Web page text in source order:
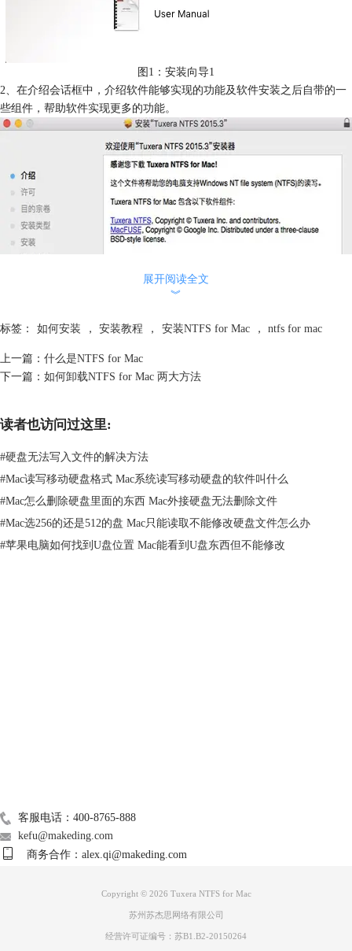
图1：安装向导1
2、在介绍会话框中，介绍软件能够实现的功能及软件安装之后自带的一
些组件，帮助软件实现更多的功能。
3、点击继续后，就是软件许可证协议部分，同时你还可以设置语言，一
般默认状态时简体中文，点击继续时同意许可证协议条款。
展开阅读全文
︾
标签： 如何安装 ， 安装教程 ， 安装NTFS for Mac ， ntfs for mac
上一篇： 什么是NTFS for Mac
下一篇： 如何卸载NTFS for Mac 两大方法
读者也访问过这里:
#硬盘无法写入文件的解决方法
#Mac读写移动硬盘格式 Mac系统读写移动硬盘的软件叫什么
#Mac怎么删除硬盘里面的东西 Mac外接硬盘无法删除文件
#Mac选256的还是512的盘 Mac只能读取不能修改硬盘文件怎么办
#苹果电脑如何找到U盘位置 Mac能看到U盘东西但不能修改
客服电话：400-8765-888
kefu@makeding.com
商务合作：alex.qi@makeding.com
Copyright © 2026 Tuxera NTFS for Mac
苏州苏杰思网络有限公司
经营许可证编号：苏B1.B2-20150264